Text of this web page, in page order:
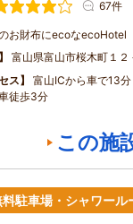
67件
お財布にecoなecoHotel
富山県富山市桜木町１
ス
富山ICから車で13
徒歩3分
この施
駐車場・シャワール